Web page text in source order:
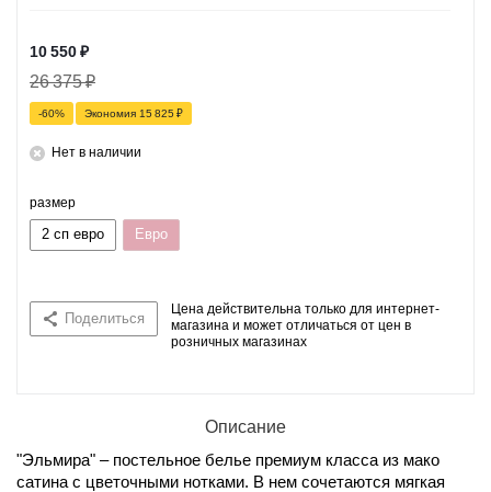
10 550₽
26 375₽
-60% Экономия 15 825 ₽
Нет в наличии
размер
2 сп евро Евро
Поделиться
Цена действительна только для интернет-
магазина и может отличаться от цен в
розничных магазинах
Описание
"Эльмира" – постельное белье премиум класса из мако
сатина с цветочными нотками. В нем сочетаются мягкая